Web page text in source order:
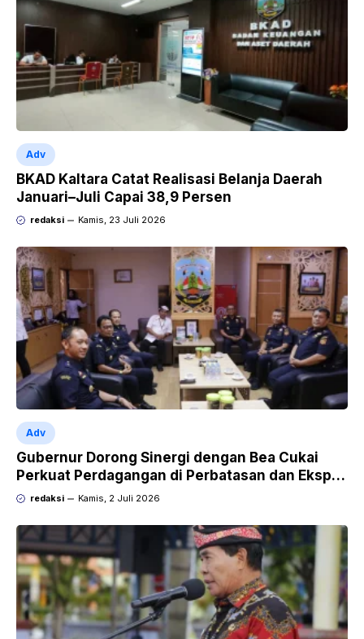
Adv
BKAD Kaltara Catat Realisasi Belanja Daerah
Januari–Juli Capai 38,9 Persen
redaksi Kamis, 23 Juli 2026
Adv
Gubernur Dorong Sinergi dengan Bea Cukai
Perkuat Perdagangan di Perbatasan dan Ekspor
UMKM
redaksi Kamis, 2 Juli 2026